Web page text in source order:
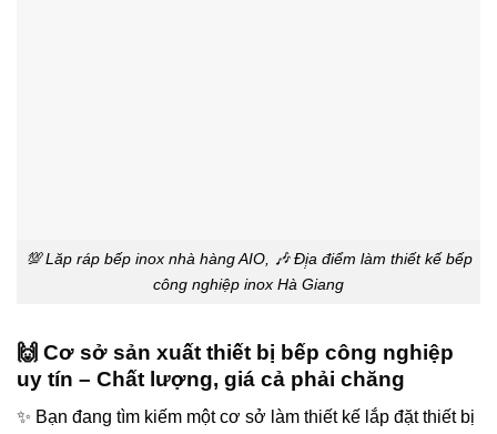
💯 Lăp ráp bếp inox nhà hàng AIO, 🎶 Đị̣a điểm làm thiết kế bếp
công nghiệp inox Hà Giang
🙌 Cơ sở sản xuất thiết bị bếp công nghiệp
uy tín – Chất lượng, giá cả phải chăng
✨ Bạn đang tìm kiếm một cơ sở làm thiết kế lắp đặt thiết bị